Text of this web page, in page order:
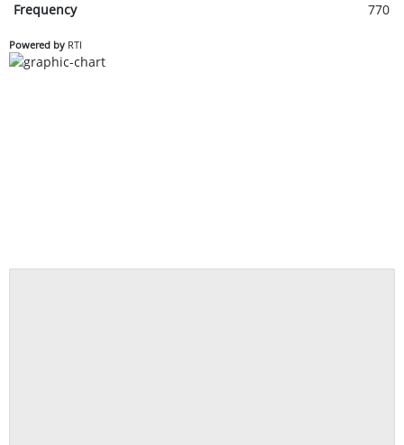
Frequency
770
Powered by RTI